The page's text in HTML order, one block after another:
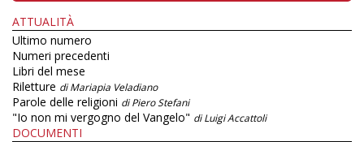
ATTUALITÀ
Ultimo numero
Numeri precedenti
Libri del mese
Riletture di Mariapia Veladiano
Parole delle religioni di Piero Stefani
"Io non mi vergogno del Vangelo" di Luigi Accattoli
DOCUMENTI